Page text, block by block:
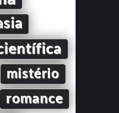
mistério
romance